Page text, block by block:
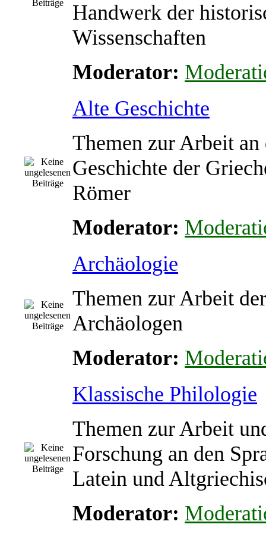
Handwerk der
Wissenschaften
Moderator:
Alte Geschichte
Themen zur Arbeit an
Geschichte der
Römer
Moderator:
Archäologie
Themen zur Arbeit der
Archäologen
Moderator:
Klassische Philologie
Themen zur Arbeit
Forschung an den
Latein und
Moderator: